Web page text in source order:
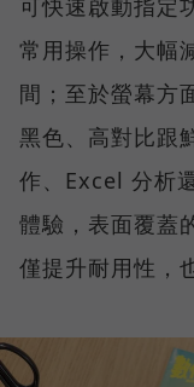
可快速啟動指定
常用操作，大幅
間；至於螢幕方
黑色、高對比跟
作、Excel 分析
體驗，表面覆
僅提升耐用性，